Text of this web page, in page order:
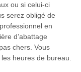
ou si celui-ci
serez obligé de
en
d’abattage
chers. Vous
heures de bureau.